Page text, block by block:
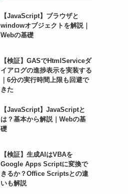
【JavaScript】ブラウザと
windowオブジェクトを解説｜
Webの基礎
【検証】GASでHtmlServiceダ
イアログの進捗表示を実装する
｜6分の実行時間上限も回避で
きた
【JavaScript】JavaScriptと
は？基本から解説｜Webの基
礎
【検証】生成AIはVBAを
Google Apps Scriptに変換で
きるか？Office Scriptsとの違
いも解説